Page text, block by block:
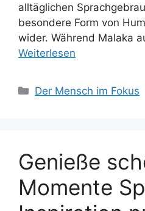
alltäglichen
besondere Form von
wider. Während Malaka
Weiterlesen
Kategorien
Der Mensch im Fokus
Genieße
Momente